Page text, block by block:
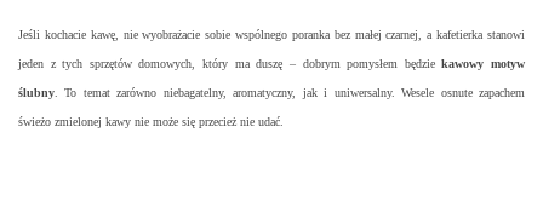
Jeśli kochacie kawę, nie wyobrażacie sobie wspólnego poranka bez małej czarnej, a kafetierka stanowi
jeden z tych sprzętów domowych, który ma duszę – dobrym pomysłem będziekawowy motyw
ślubny . To temat zarówno niebagatelny, aromatyczny, jak i uniwersalny. Wesele osnute zapachem
świeżo zmielonej kawy nie może się przecież nie udać.